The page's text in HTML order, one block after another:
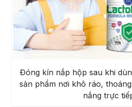
Đóng kín nắp hộp sau khi
sản phẩm nơi khô ráo,
nắng trực